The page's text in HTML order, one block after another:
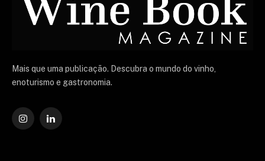
Mais que uma publicação. Descubra o mundo do vinho,
enoturismo e gastronomia.
Instagram
O